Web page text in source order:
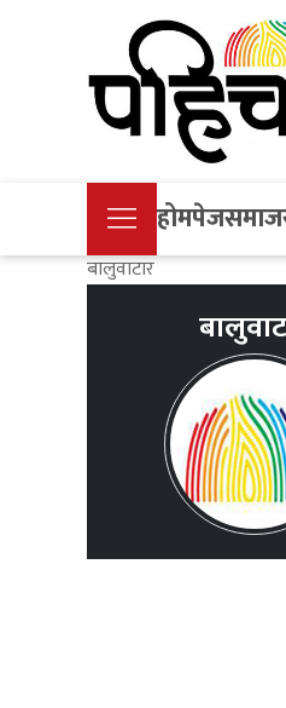
होमपेजसमाज
बालुवाटार